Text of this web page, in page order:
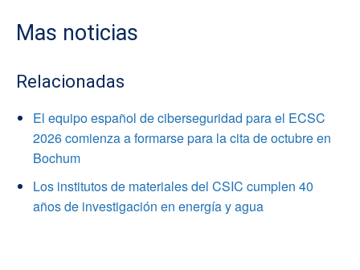
Mas noticias
Relacionadas
El equipo español de ciberseguridad para el ECSC
2026 comienza a formarse para la cita de octubre en
Bochum
Los institutos de materiales del CSIC cumplen 40
años de investigación en energía y agua